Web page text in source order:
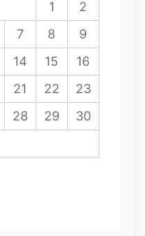
1
2
7 8
9
14 15
16
21 22
23
28 29
30